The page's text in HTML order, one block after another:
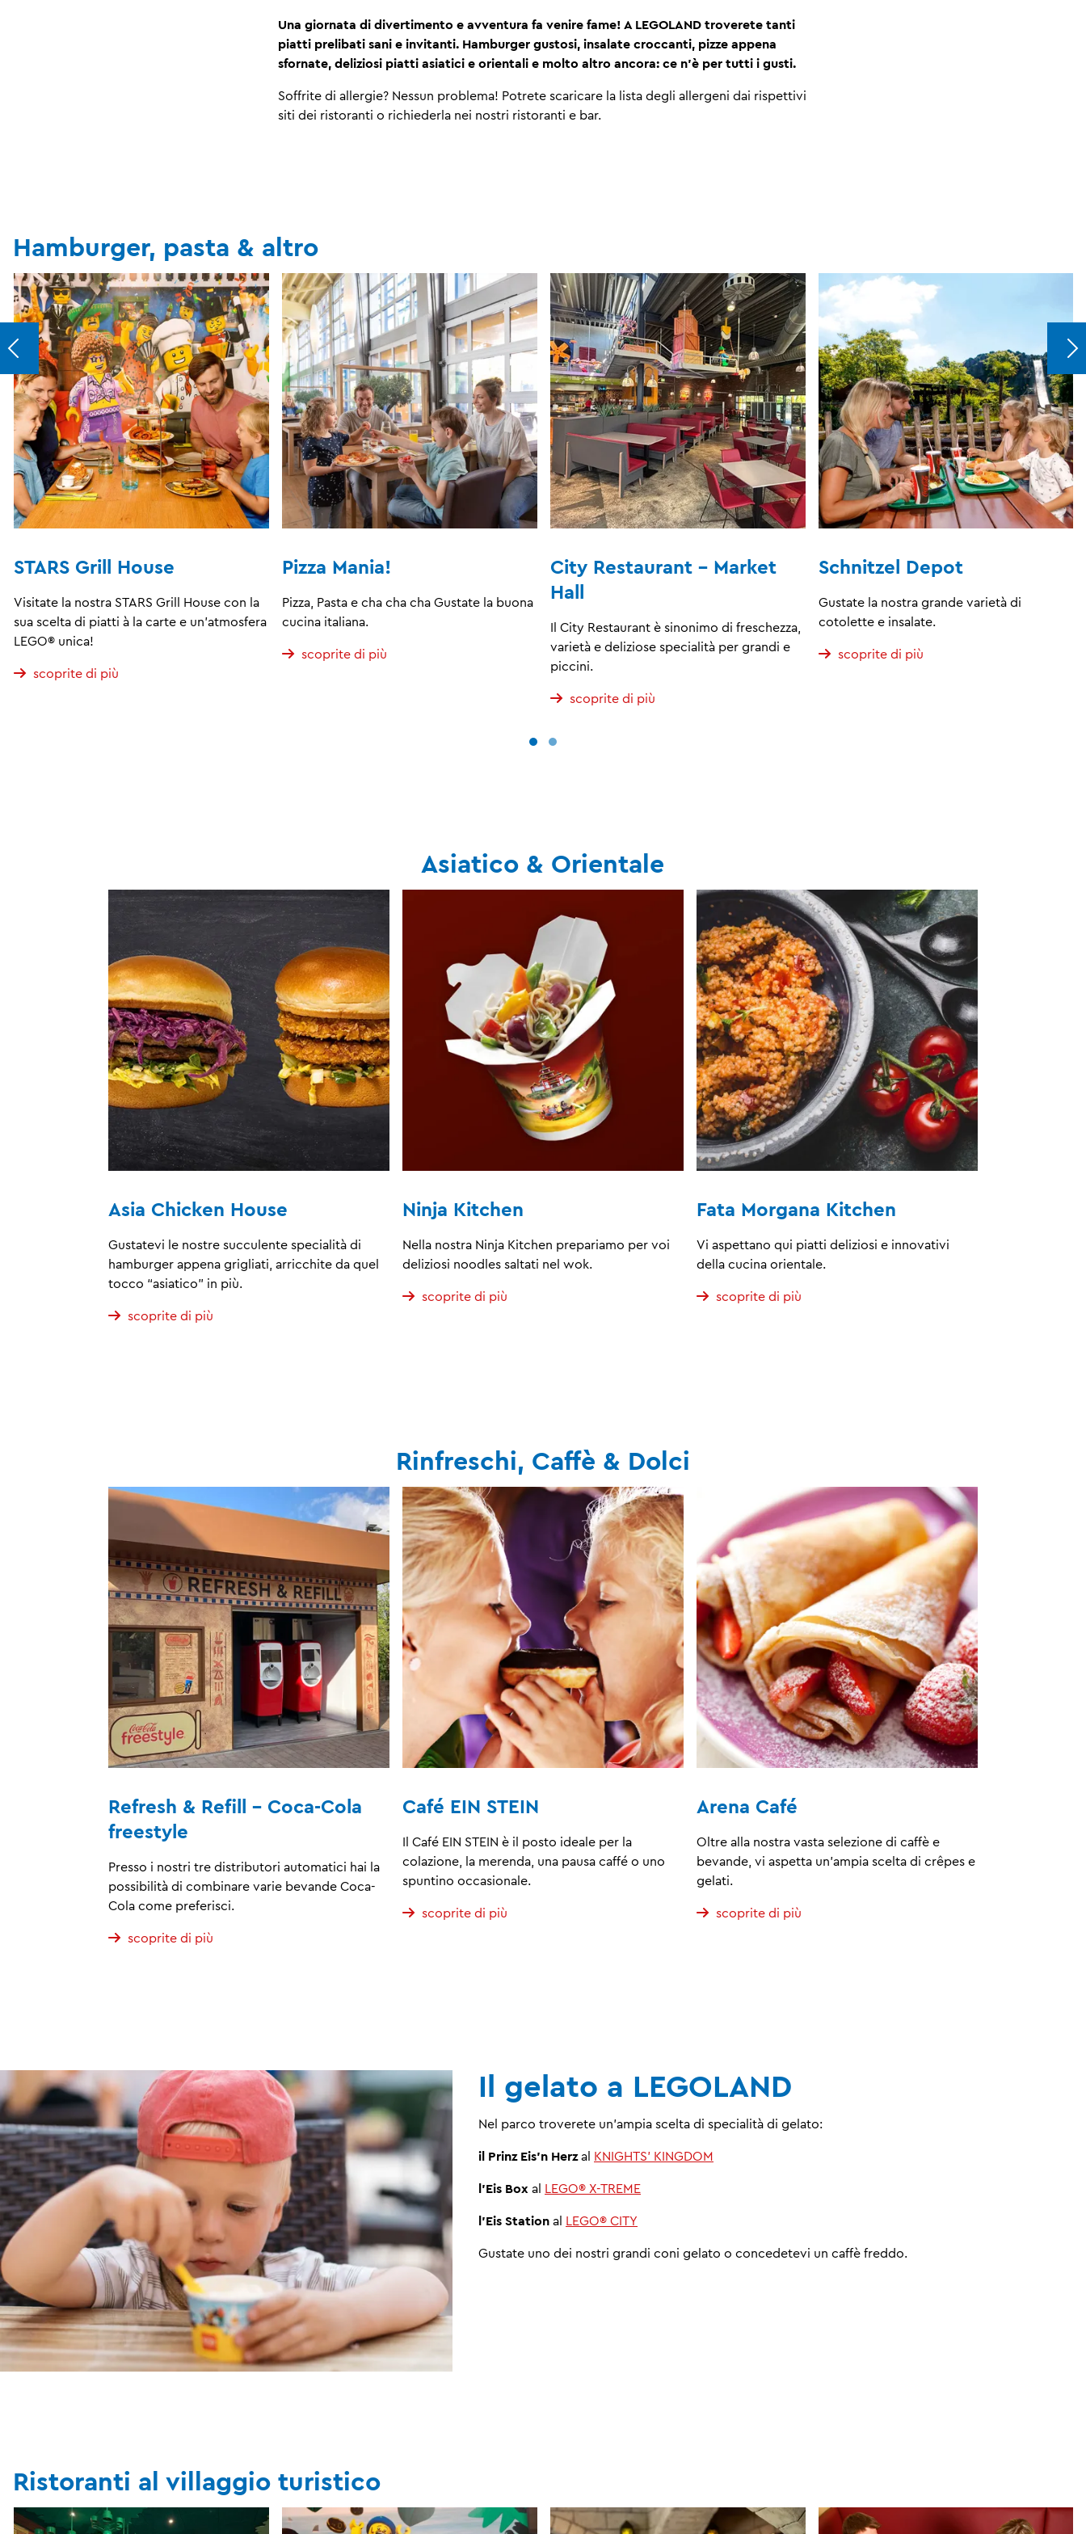
Una giornata di divertimento e avventura fa venire fame! A LEGOLAND troverete tanti
piatti prelibati sani e invitanti. Hamburger gustosi, insalate croccanti, pizze appena
sfornate, deliziosi piatti asiatici e orientali e molto altro ancora: ce n'è per tutti i gusti.
Soffrite di allergie? Nessun problema! Potrete scaricare la lista degli allergeni dai rispettivi
siti dei ristoranti o richiederla nei nostri ristoranti e bar.
Hamburger, pasta & altro
STARS Grill House
Visitate la nostra STARS Grill House con la
sua scelta di piatti à la carte e un'atmosfera
LEGO® unica!
scoprite di più
Pizza Mania!
Pizza, Pasta e cha cha cha Gustate la buona
cucina italiana.
scoprite di più
City Restaurant - Market
Hall
Il City Restaurant è sinonimo di freschezza,
varietà e deliziose specialità per grandi e
piccini.
scoprite di più
Schnitzel Depot
Gustate la nostra grande varietà di
cotolette e insalate.
scoprite di più
Asiatico & Orientale
Asia Chicken House
Gustatevi le nostre succulente specialità di
hamburger appena grigliati, arricchite da quel
tocco “asiatico” in più.
scoprite di più
Ninja Kitchen
Nella nostra Ninja Kitchen prepariamo per voi
deliziosi noodles saltati nel wok.
scoprite di più
Fata Morgana Kitchen
Vi aspettano qui piatti deliziosi e innovativi
della cucina orientale.
scoprite di più
Rinfreschi, Caffè & Dolci
Refresh & Refill - Coca-Cola
freestyle
Presso i nostri tre distributori automatici hai la
possibilità di combinare varie bevande Coca-
Cola come preferisci.
scoprite di più
Café EIN STEIN
Il Café EIN STEIN è il posto ideale per la
colazione, la merenda, una pausa caffé o uno
spuntino occasionale.
scoprite di più
Arena Café
Oltre alla nostra vasta selezione di caffè e
bevande, vi aspetta un'ampia scelta di crêpes e
gelati.
scoprite di più
Il gelato a LEGOLAND
Nel parco troverete un'ampia scelta di specialità di gelato:
il Prinz Eis'n Herzal KNIGHTS' KINGDOM
l'Eis Box al LEGO® X-TREME
l'Eis Station al LEGO® CITY
Gustate uno dei nostri grandi coni gelato o concedetevi un caffè freddo.
Ristoranti al villaggio turistico